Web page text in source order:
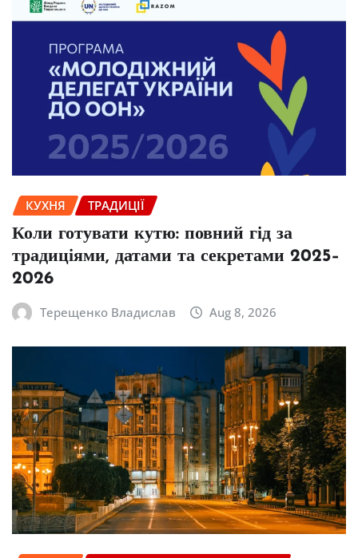
КУХНЯ ТРАДИЦІЇ
Коли готувати кутю: повний гід за
традиціями, датами та секретами 2025–
2026
Терещенко Владислав Aug 8, 2026